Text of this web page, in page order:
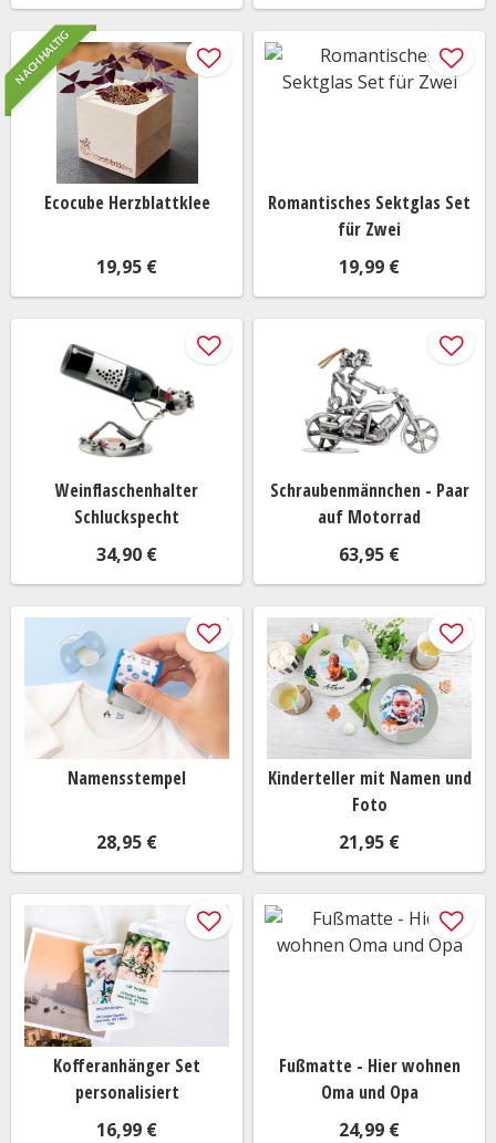
NACHHALTIG
Ecocube Herzblattklee
19,95 €
Romantisches Sektglas Set
für Zwei
19,99 €
Weinflaschenhalter
Schluckspecht
34,90 €
Schraubenmännchen - Paar
auf Motorrad
63,95 €
Namensstempel
28,95 €
Kinderteller mit Namen und
Foto
21,95 €
Kofferanhänger Set
personalisiert
16,99 €
Fußmatte - Hier wohnen
Oma und Opa
24,99 €